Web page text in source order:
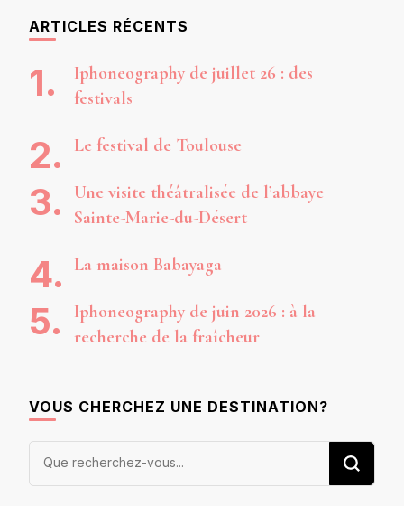
ARTICLES RÉCENTS
Iphoneography de juillet 26 : des
festivals
Le festival de Toulouse
Une visite théâtralisée de l’abbaye
Sainte-Marie-du-Désert
La maison Babayaga
Iphoneography de juin 2026 : à la
recherche de la fraîcheur
VOUS CHERCHEZ UNE DESTINATION?
Vous